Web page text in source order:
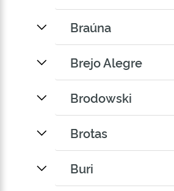
Braúna
Brejo Alegre
Brodowski
Brotas
Buri